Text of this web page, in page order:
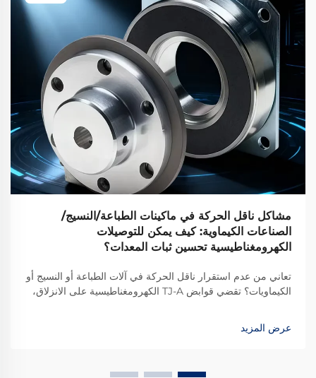
مشاكل ناقل الحركة في ماكينات الطباعة/النسيج/
الصناعات الكيماوية: كيف يمكن للتوصيلات
الكهرومغناطيسية تحسين ثبات المعدات؟
تعاني من عدم استقرار ناقل الحركة في آلات الطباعة أو النسيج أو
الكيماويات؟ تقضي قوابض TJ-A الكهرومغناطيسية على الانزلاق،
اكتشف كيف تحقق الشركات المصنعة الرائدة عالميًا موثوقية بنسبة
99.8٪ — طلب ورقة المواصفات اليوم.
عرض المزيد